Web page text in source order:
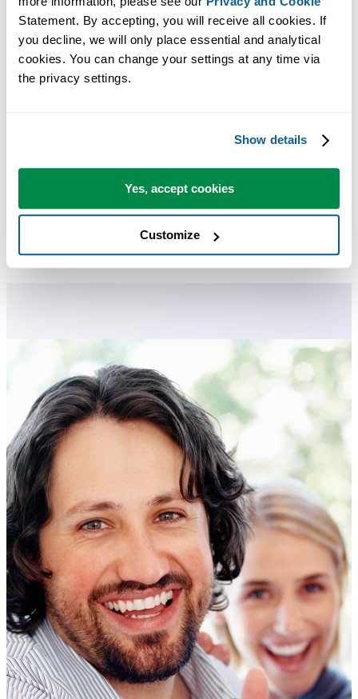
Statement. By accepting, you will receive all cookies. If
you decline, we will only place essential and analytical
cookies. You can change your settings at any time via
the privacy settings.
Show details
Yes, accept cookies
Customize
für das vorherige Tool.
für das nächste Tool.